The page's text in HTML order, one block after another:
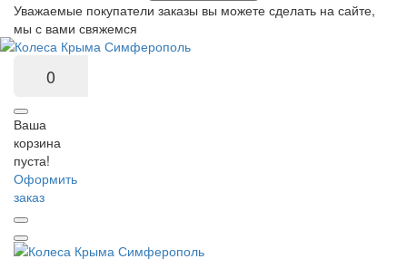
Уважаемые покупатели заказы вы можете сделать на сайте,
мы с вами свяжемся
0
Ваша
корзина
пуста!
Оформить
заказ